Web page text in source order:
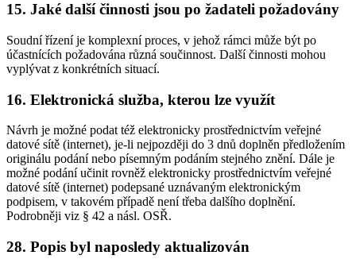
15. Jaké další činnosti jsou po žadateli požadovány
Soudní řízení je komplexní proces, v jehož rámci může být po
účastnících požadována různá součinnost. Další činnosti mohou
vyplývat z konkrétních situací.
16. Elektronická služba, kterou lze využít
Návrh je možné podat též elektronicky prostřednictvím veřejné
datové sítě (internet), je-li nejpozději do 3 dnů doplněn předložením
originálu podání nebo písemným podáním stejného znění. Dále je
možné podání učinit rovněž elektronicky prostřednictvím veřejné
datové sítě (internet) podepsané uznávaným elektronickým
podpisem, v takovém případě není třeba dalšího doplnění.
Podrobněji viz § 42 a násl. OSŘ.
28. Popis byl naposledy aktualizován